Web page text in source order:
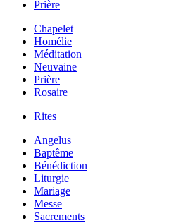
Prière
Chapelet
Homélie
Méditation
Neuvaine
Prière
Rosaire
Rites
Angelus
Baptême
Bénédiction
Liturgie
Mariage
Messe
Sacrements